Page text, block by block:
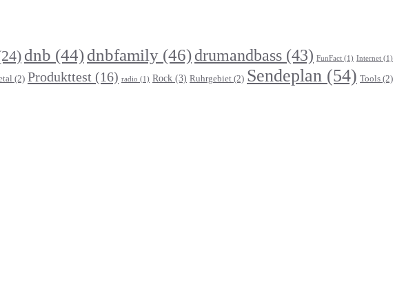
dnb (44)dnbfamily (46)drumandbass (43) FunFact (1) Internet (1)
(2) Produkttest (16) radio (1) Rock (3) Ruhrgebiet (2) Sendeplan (54) Tools (2)